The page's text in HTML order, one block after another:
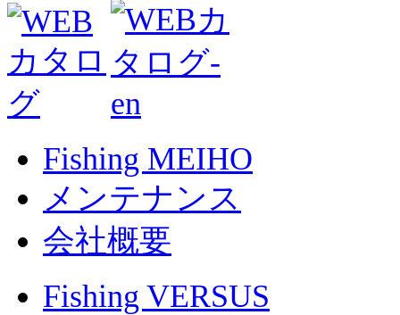
Fishing MEIHO
メンテナンス
会社概要
Fishing VERSUS